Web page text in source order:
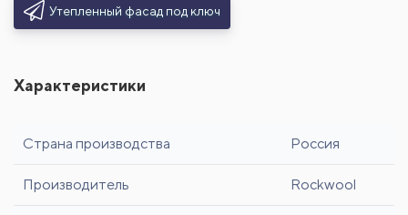
Утепленный фасад под ключ
Характеристики
Страна производства Россия
Производитель Rockwool